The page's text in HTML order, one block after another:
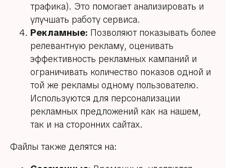
трафика). Это помогает анализировать и
улучшать работу сервиса.
Рекламные: Позволяют показывать более
релевантную рекламу, оценивать
эффективность рекламных кампаний и
ограничивать количество показов одной и
той же рекламы одному пользователю.
Используются для персонализации
рекламных предложений как на нашем,
так и на сторонних сайтах.
Файлы также делятся на: